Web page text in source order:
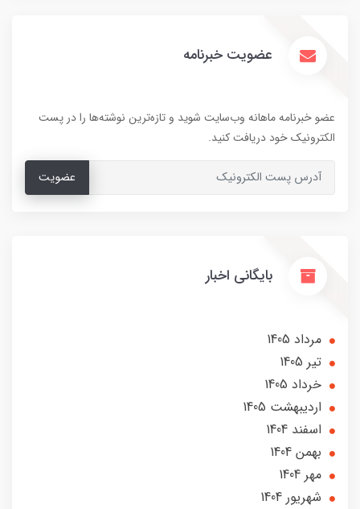
عضویت خبرنامه
عضو خبرنامه ماهانه وب‌سایت شوید و تازه‌ترین نوشته‌ها را در پست
الکترونیک خود دریافت کنید.
عضویت
بایگانی اخبار
مرداد 1405
تير 1405
خرداد 1405
ارديبهشت 1405
اسفند 1404
بهمن 1404
مهر 1404
شهریور 1404